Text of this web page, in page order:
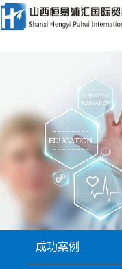
关于我们
公司资质
品牌展示
产品展示
成功案例